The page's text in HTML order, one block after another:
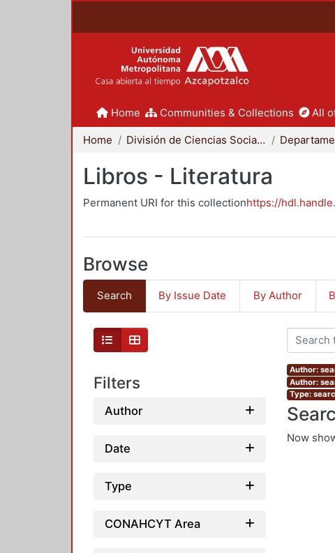
Home Communities & Collections All
Home División de Ciencias Sociales y Humanidades
Libros - Literatura
Permanent URI for this collectionhttps://
Browse
Search By Issue Date By Author
Filters
Author
Date
Type
CONAHCYT Area
Author:
Author:
Type:
Now